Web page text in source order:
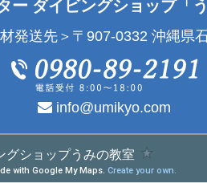
ー ダイビングショップ「
発送先＞〒907-0332 沖縄県
info@umikyo.com